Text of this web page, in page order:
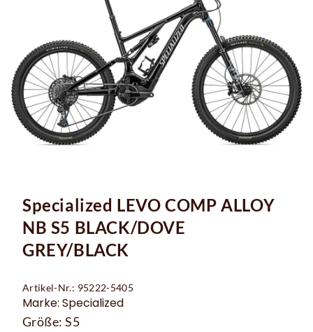
Specialized LEVO COMP ALLOY
NB S5 BLACK/DOVE
GREY/BLACK
Artikel-Nr.: 95222-5405
Marke: Specialized
Größe: S5